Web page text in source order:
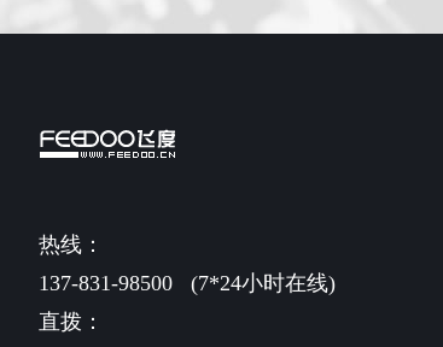
热线：
137-831-98500
(7*24小时在线)
直拨：